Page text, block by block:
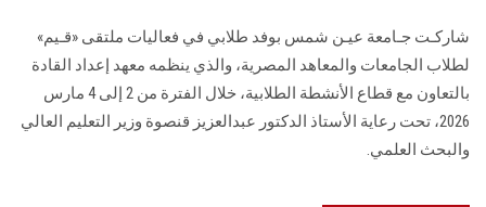
سجل الان
شاركـت جـامعة عيـن شمس بوفد طلابي في فعاليات ملتقى «قـيم»
لطلاب الجامعات والمعاهد المصرية، والذي ينظمه معهد إعداد القادة
بالتعاون مع قطاع الأنشطة الطلابية، خلال الفترة من 2 إلى 4 مارس
2026، تحت رعاية الأستاذ الدكتور عبدالعزيز قنصوة وزير التعليم العالي
والبحث العلمي.